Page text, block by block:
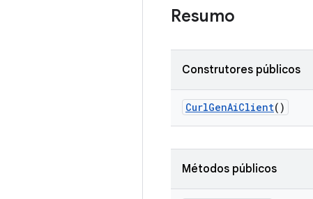
Resumo
Construtores públicos
CurlGenAiClient()
Métodos públicos